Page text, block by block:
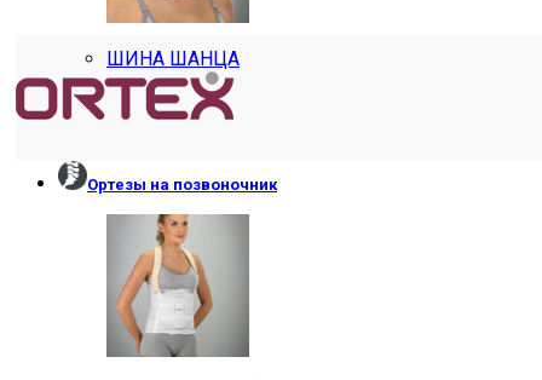
ШИНА ШАНЦА
Ортезы на позвоночник